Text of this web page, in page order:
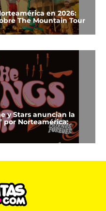
en 2026:
The Mountain Tour
y Stars anuncian la
por Norteamérica: